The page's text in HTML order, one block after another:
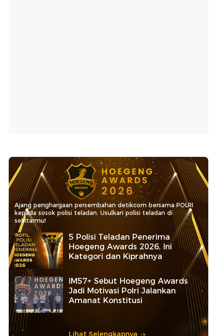
Ajang penghargaan persembahan detikcom bersama POLRI
kepada sosok polisi teladan. Usulkan polisi teladan di
sekitarmu!
5 Polisi Teladan Penerima
Hoegeng Awards 2026, Ini
Kategori dan Kiprahnya
IM57+ Sebut Hoegeng Awards
Jadi Motivasi Polri Jalankan
Amanat Konstitusi